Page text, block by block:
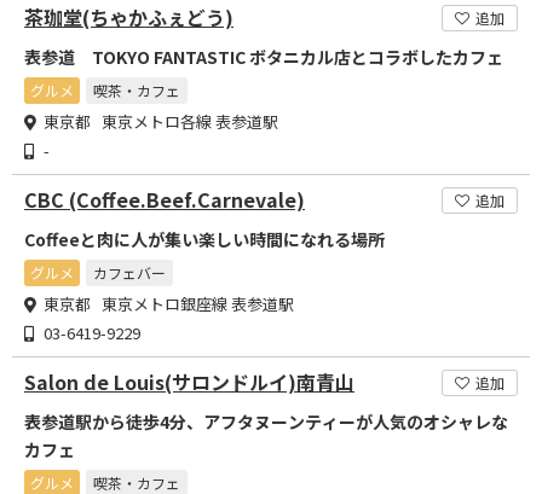
茶珈堂(ちゃかふぇどう) 追加
表参道 TOKYO FANTASTIC ボタニカル店とコラボしたカフェ
グルメ 喫茶・カフェ
東京都 東京メトロ各線 表参道駅
-
CBC (Coffee.Beef.Carnevale) 追加
Coffeeと肉に人が集い楽しい時間になれる場所
グルメ カフェバー
東京都 東京メトロ銀座線 表参道駅
03-6419-9229
Salon de Louis(サロンドルイ)南青山 追加
表参道駅から徒歩4分、アフタヌーンティーが人気のオシャレな
カフェ
グルメ 喫茶・カフェ